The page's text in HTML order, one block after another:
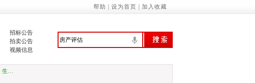
帮助 设为首页 加入收藏
招标公告
拍卖公告
视频信息
国家发展改革委：制定促进经济社会发展全面绿色转型
增强生态文明意识 提高环境保护自觉——来自首个全国
生…